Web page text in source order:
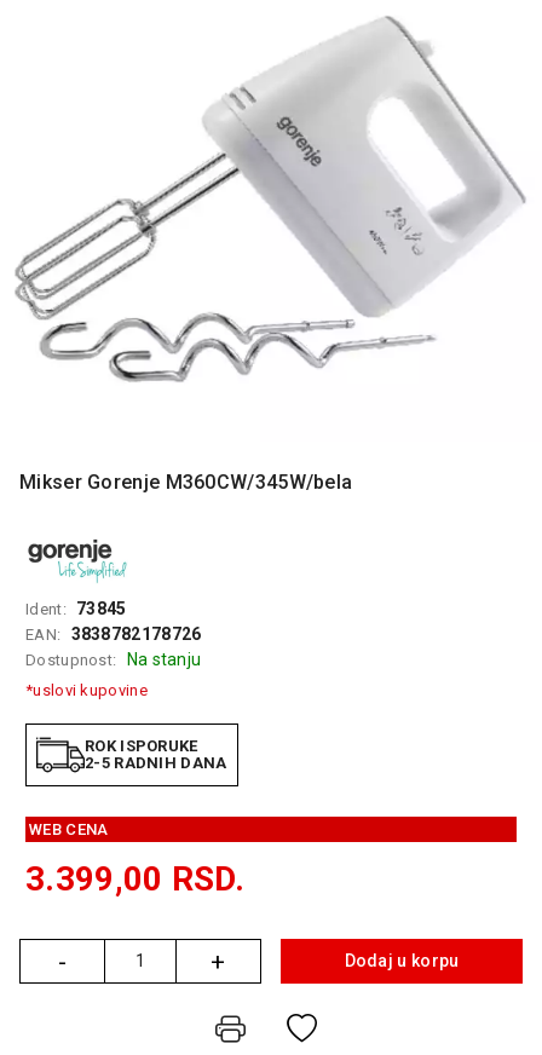
TELEFONI
MALI
KUĆNI
APARATI
RAČUNARSKE
RAČUNARSKE
PERIFERIJE
GAMING
EELEKTRO
ZAŠTITA
SOLARNI
SISTEMI
OPREMA
ŠTAMPAČI,
FOTOAPARATI
Mikser Gorenje M360CW/345W/bela
Ident: 73845
EAN: 3838782178726
Dostupnost: Na stanju
*uslovi kupovine
ROK ISPORUKE
2-5 RADNIH DANA
WEB CENA
3.399,00 RSD.
-
Količina + Dodaj u korpu